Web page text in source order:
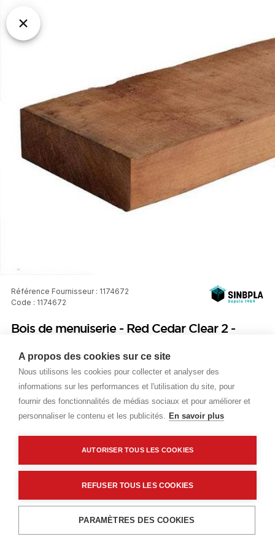
A propos des cookies sur ce site
Nous utilisons les cookies pour collecter et analyser des
informations sur les performances et l'utilisation du site, pour
fournir des fonctionnalités de médias sociaux et pour améliorer et
personnaliser le contenu et les publicités. En savoir plus
AUTORISER TOUS LES COOKIES
REFUSER TOUS LES COOKIES
PARAMÈTRES DES COOKIES
Référence Fournisseur : 1174672
Code : 1174672
Bois de menuiserie - Red Cedar Clear 2 -
mm - Longueur : 2450 mm
Prix public
173,65 €TTC/ML
Livraison standard Sur commande
Description détailléeAjouter au panier